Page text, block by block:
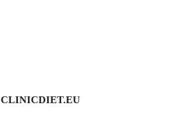
CLINICDIET.EU